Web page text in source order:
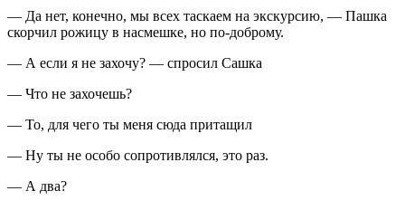
— Да нет, конечно, мы всех таскаем на экскурсию, — Пашка
скорчил рожицу в насмешке, но по-доброму.
— А если я не захочу? — спросил Сашка
— Что не захочешь?
— То, для чего ты меня сюда притащил
— Ну ты не особо сопротивлялся, это раз.
— А два?